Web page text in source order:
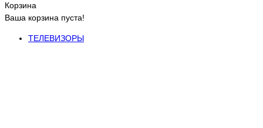
Корзина
Ваша корзина пуста!
ТЕЛЕВИЗОРЫ